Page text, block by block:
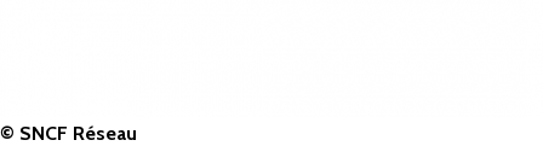
© SNCF Réseau